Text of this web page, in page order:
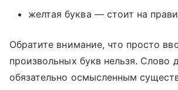
желтая буква — стоит на
Обратите внимание, что просто
произвольных букв нельзя. Слово
обязательно осмысленным